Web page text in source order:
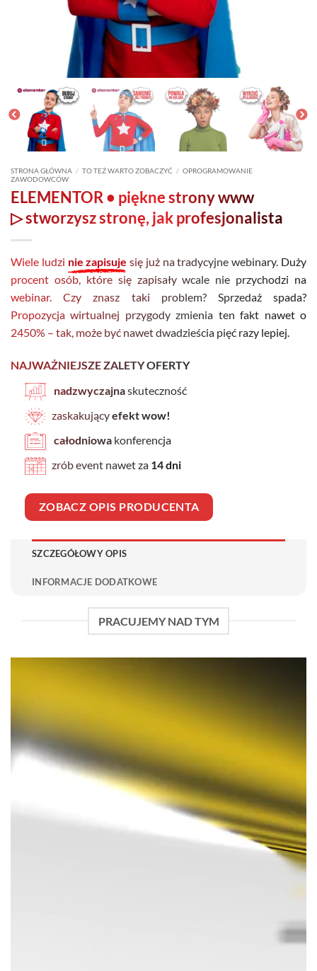
STRONA GŁÓWNA / TO TEŻ WARTO ZOBACZYĆ / OPROGRAMOWANIE
ZAWODOWCÓW
ELEMENTOR• piękne strony www
▷ stworzysz stronę, jak profesjonalista
Wiele ludzi nie zapisuje się już na tradycyjne webinary. Duży
procent osób, które się zapisały wcale nie przychodzi na
webinar. Czy znasz taki problem? Sprzedaż spada?
Propozycja wirtualnej przygody zmienia ten fakt nawet o
2450% – tak, może być nawet dwadzieścia pięć razy lepiej.
NAJWAŻNIEJSZE ZALETY OFERTY
nadzwyczajnaskuteczność
zaskakującyefekt wow!
całodniowa konferencja
zrób event nawet za 14 dni
ZOBACZ OPIS PRODUCENTA
SZCZEGÓŁOWY OPIS
INFORMACJE DODATKOWE
PRACUJEMY NAD TYM